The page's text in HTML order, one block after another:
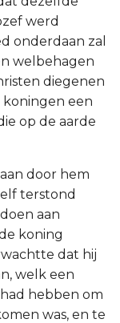
werd
onderdaan zal
welbehagen
diegenen
koningen een
op de aarde
door hem
terstond
aan
koning
dat hij
welk een
hebben om
was, en te